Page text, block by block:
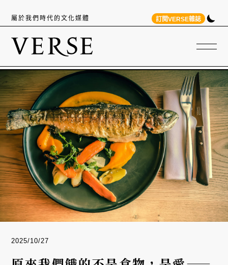
屬於我們時代的文化媒體 訂閱VERSE雜誌
2025/10/27